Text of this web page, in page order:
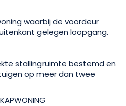
waarbij de voordeur
gelegen loopgang.
stallingruimte bestemd en
op meer dan twee